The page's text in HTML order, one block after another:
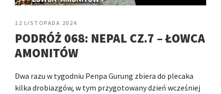
12 LISTOPADA 2024
PODRÓŻ 068: NEPAL CZ.7 – ŁOWCA
AMONITÓW
Dwa razu w tygodniu Penpa Gurung zbiera do plecaka
kilka drobiazgów, w tym przygotowany dzień wcześniej